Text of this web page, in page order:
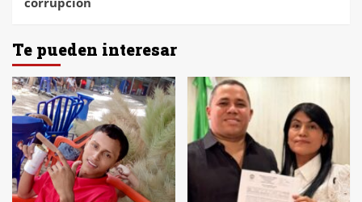
Te pueden interesar